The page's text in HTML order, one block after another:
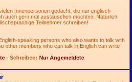
Innenpersonen gedacht, die nur englisch
auch gern mal austauschen möchten. Natürlich
Teilnehmer schreiben!
speaking persons who also wants to talk with
other members who can talk in English can write
- Schreiben: Nur Angemeldete